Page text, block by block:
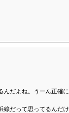
んだよね。うーん正確に
線だって思ってるんだけ